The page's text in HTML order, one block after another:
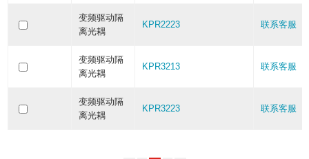
变频驱动隔
离光耦
KPR2223 联系客服
变频驱动隔
离光耦
KPR3213 联系客服
变频驱动隔
离光耦
KPR3223 联系客服